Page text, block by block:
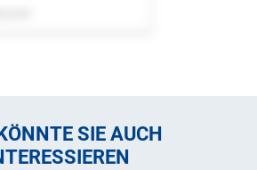
SIE AUCH